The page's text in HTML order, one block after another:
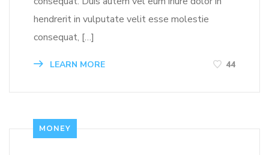
hendrerit in vulputate velit esse molestie
consequat, […]
LEARN MORE 44
MONEY